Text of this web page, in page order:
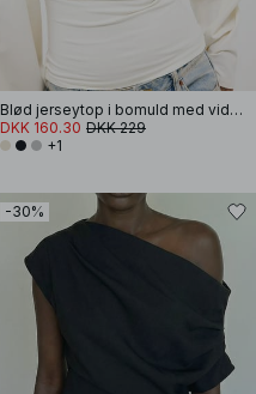
Blød jerseytop i bomuld med vide ærmer
DKK 160.30 DKK 229
+1
-30%